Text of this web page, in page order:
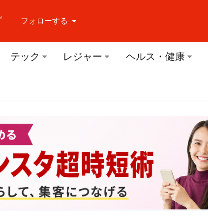
フォローする
フォローする Facebook
テック レジャー ヘルス・健康